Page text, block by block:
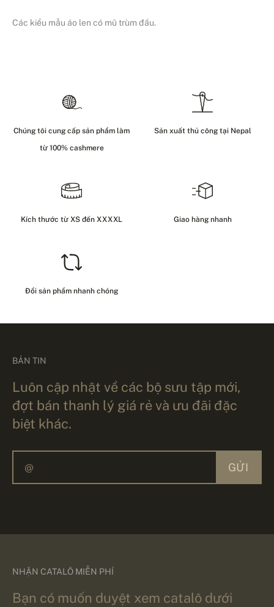
Các kiểu mẫu áo len có mũ trùm đầu.
Chúng tôi cung cấp sản phẩm làm
từ 100% cashmere
Sản xuất thủ công tại Nepal
Kích thước từ XS đến XXXXL Giao hàng nhanh
Đổi sản phẩm nhanh chóng
BẢN TIN
Luôn cập nhật về các bộ sưu tập mới,
đợt bán thanh lý giá rẻ và ưu đãi đặc
biệt khác.
GỬI
NHẬN CATALÔ MIỄN PHÍ
Bạn có muốn duyệt xem catalô dưới